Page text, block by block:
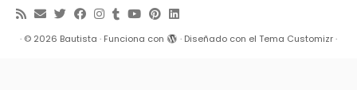
· © 2026 Bautista · Funciona con · Diseñado con el Tema Customizr·